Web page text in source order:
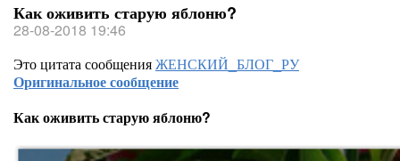
Как оживить старую яблоню?
28-08-2018 19:46
Это цитата сообщенияЖЕНСКИЙ_БЛОГ_РУ
Оригинальное сообщение
Как оживить старую яблоню?